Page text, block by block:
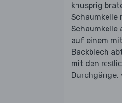
knusprig
Schaumkelle
Schaumkelle
auf einem
Backblech
mit den
Durchgänge,